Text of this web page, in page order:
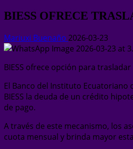
BIESS OFRECE
Mariuxi Buenaño 2026-03-23
BIESS ofrece opción para
El Banco del Instituto
BIESS la deuda de un crédito
de pago.
A través de este mecanismo, los
cuota mensual y brinda mayor